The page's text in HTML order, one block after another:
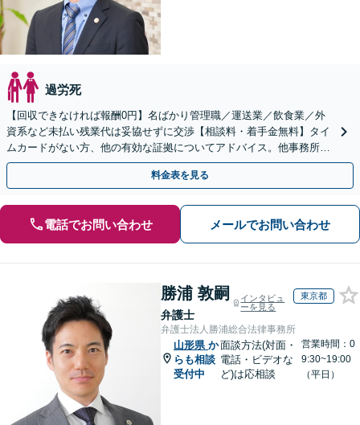
過労死
【回収できなければ報酬0円】名ばかり管理職／運送業／飲食業／外
資系など未払い残業代は妥協せずに交渉【相談料・着手金無料】タイ
ムカードがない方、他の有効な証拠についてアドバイス。他事務所で
断られた方もご相談ください。あなたの権利を守ります！
料金表を見る
電話でお問い合わせ メールでお問い合わせ
勝浦 敦嗣
弁護士
インタビュ
ーを見る
東京都
弁護士法人勝浦総合法律事務所
山形県 か
らも相談
受付中
面談方法(対面・
電話・ビデオな
ど)は応相談
営業時間：0
9:30~19:00
（平日）